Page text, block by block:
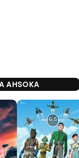
AHSOKA
6,5